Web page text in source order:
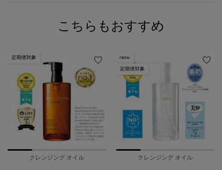
こちらもおすすめ
定期便対象
クレンジング オイル
new
定期便対象
クレンジング オイル